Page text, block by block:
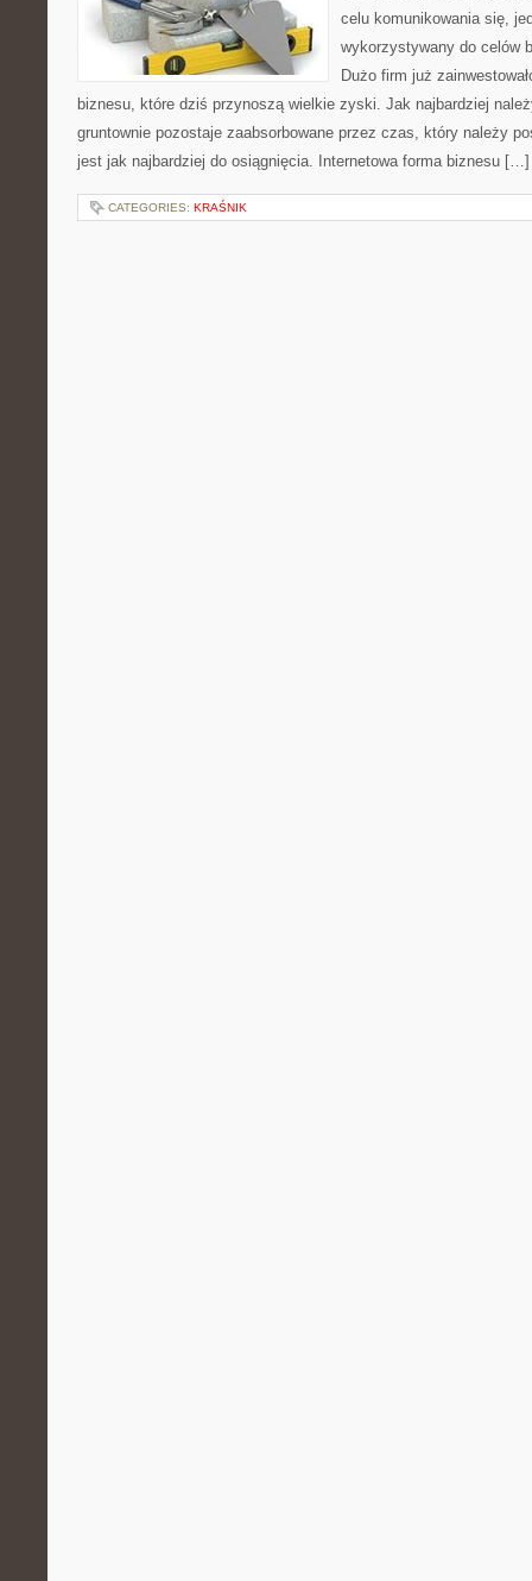
celu komunikowania się,
wykorzystywany do celów
Dużo firm już
biznesu, które dziś przynoszą wielkie zyski. Jak najbardziej
gruntownie pozostaje zaabsorbowane przez czas, który należy
jest jak najbardziej do osiągnięcia. Internetowa forma biznesu […]
CATEGORIES: KRAŚNIK